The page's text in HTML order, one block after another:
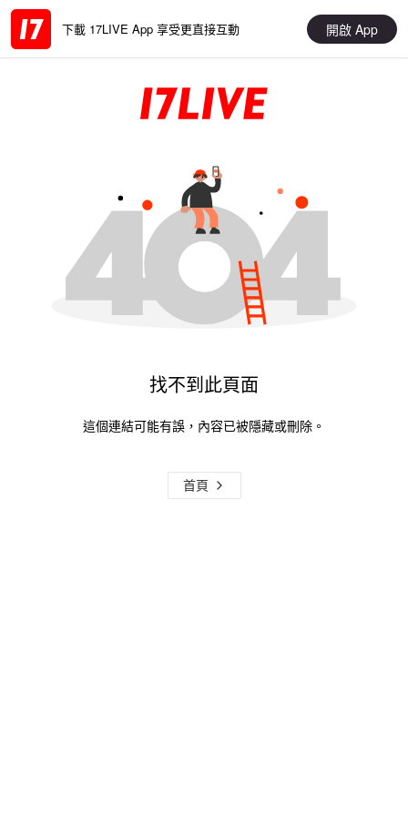
下載 17LIVE App 享受更直接互動 開啟 App
找不到此頁面
這個連結可能有誤，內容已被隱藏或刪除。
首頁